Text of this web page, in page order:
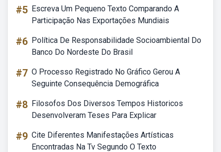
#5 Escreva Um Pequeno Texto Comparando A
Participação Nas Exportações Mundiais
#6 Política De Responsabilidade Socioambiental Do
Banco Do Nordeste Do Brasil
#7 O Processo Registrado No Gráfico Gerou A
Seguinte Consequência Demográfica
#8 Filosofos Dos Diversos Tempos Historicos
Desenvolveram Teses Para Explicar
#9 Cite Diferentes Manifestações Artísticas
Encontradas Na Tv Segundo O Texto